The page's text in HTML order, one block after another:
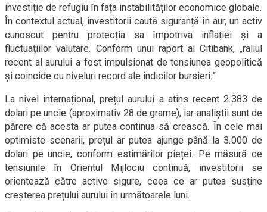
investiție de refugiu în fața instabilităților economice globale.
În contextul actual, investitorii caută siguranță în aur, un activ
cunoscut pentru protecția sa împotriva inflației și a
fluctuațiilor valutare. Conform unui raport al Citibank, „raliul
recent al aurului a fost impulsionat de tensiunea geopolitică
și coincide cu niveluri record ale indicilor bursieri.”
La nivel internațional, prețul aurului a atins recent 2.383 de
dolari pe uncie (aproximativ 28 de grame), iar analiștii sunt de
părere că acesta ar putea continua să crească. În cele mai
optimiste scenarii, prețul ar putea ajunge până la 3.000 de
dolari pe uncie, conform estimărilor pieței. Pe măsură ce
tensiunile în Orientul Mijlociu continuă, investitorii se
orientează către active sigure, ceea ce ar putea susține
creșterea prețului aurului în următoarele luni.